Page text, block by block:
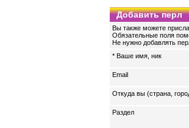
Добавить перл
Вы также можете
Обязательные поля
Не нужно добавлять
* Ваше имя, ник
Email
Откуда вы (страна,
Раздел